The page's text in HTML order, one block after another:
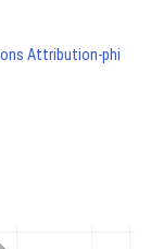
Attribution-phi